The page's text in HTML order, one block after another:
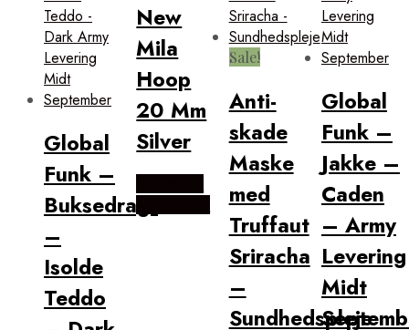
Global
Funk –
Buksedragt
–
Isolde
Teddo
New
Mila
Hoop
20 Mm
Silver
Sale!
Anti-
skade
Maske
med
Truffaut
Sriracha
–
Sundhedspleje
Global
Funk –
Jakke –
Caden
– Army
Levering
Midt